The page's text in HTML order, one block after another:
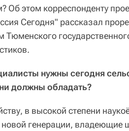
этом корреспонденту
Сегодня" рассказал
нужны сегодня
должны обладать?
в высокой степени
генерации, владеющие